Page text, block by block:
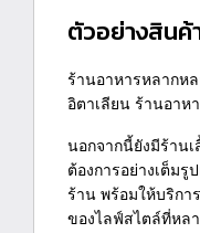
ตัวอย่างสินค้
ร้านอาหารหลากห
อิตาเลียน ร้านอาห
นอกจากนี้ยังมีร้าน
ต้องการอย่างเต็ม
ร้าน พร้อมให้บริกา
ของไลฟ์สไตล์ที่หล